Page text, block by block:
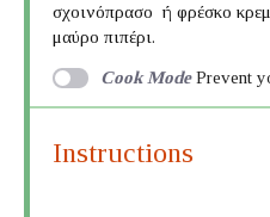
σχοινόπρασο ή φρέσκο
μαύρο πιπέρι.
Cook Mode Prevent
Instructions